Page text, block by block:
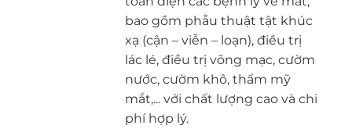
bao gồm phẫu thuật tật khúc
xạ (cận – viễn – loạn), điều trị
lác lé, điều trị võng mạc, cườm
nước, cườm khô, thẩm mỹ
mắt,... với chất lượng cao và chi
phí hợp lý.